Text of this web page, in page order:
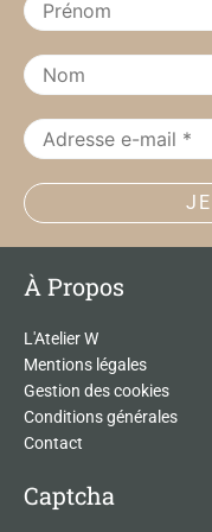
À Propos
L'Atelier W
Mentions légales
Gestion des cookies
Conditions générales
Contact
Captcha